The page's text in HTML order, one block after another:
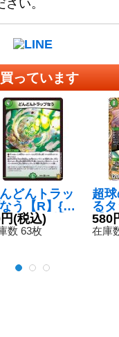
い。
っています
どんトラッ
う【R】{R
95}《自
(税込)
数 63枚
超
る
【
7A/
580
在庫